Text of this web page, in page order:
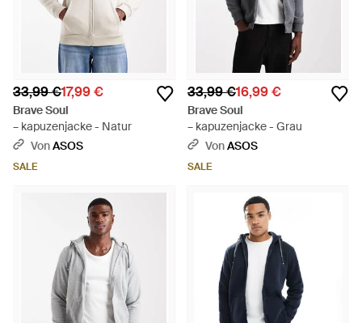
33,99 €17,99 €
Brave Soul
– kapuzenjacke - Natur
VonASOS
SALE
33,99 €16,99 €
Brave Soul
– kapuzenjacke - Grau
VonASOS
SALE